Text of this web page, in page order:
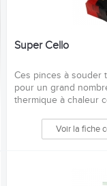
Super Cello
Ces pinces à souder
pour un grand
thermique à chaleur
Voir la fiche